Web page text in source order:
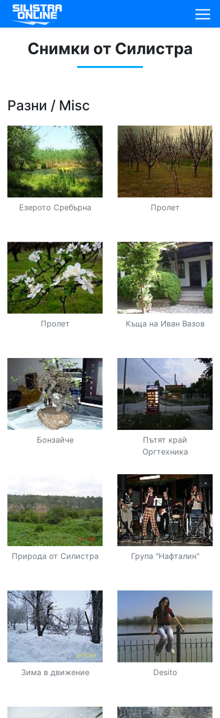
Снимки от Силистра
Разни / Misc
Езерото Сребърна Пролет
Пролет Къща на Иван Вазов
Бонзайче
Пътят край
Оргтехника
Природа от Силистра Група "Нафталин"
Зима в движение Desito